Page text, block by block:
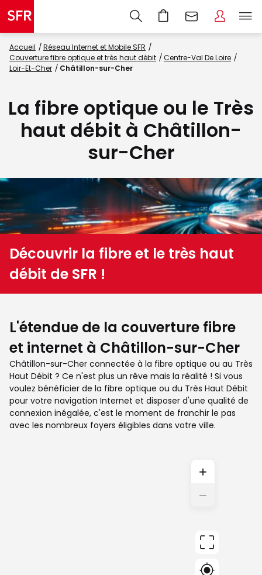
Accueil
Réseau Internet et Mobile SFR
Couverture fibre optique et très haut débit
Centre-Val De Loire
Loir-Et-Cher
Châtillon-sur-Cher
La fibre optique ou le Très
haut débit à Châtillon-
sur-Cher
Découvrir la fibre et le très haut
débit de SFR !
L'étendue de la couverture fibre
et internet à Châtillon-sur-Cher
Châtillon-sur-Cher connectée à la fibre optique ou au Très
Haut Débit ? Ce n'est plus un rêve mais la réalité ! Si vous
voulez bénéficier de la fibre optique ou du Très Haut Débit
pour votre navigation Internet et disposer d'une qualité de
connexion inégalée, c'est le moment de franchir le pas
avec les nombreux foyers éligibles dans votre ville.
+
−